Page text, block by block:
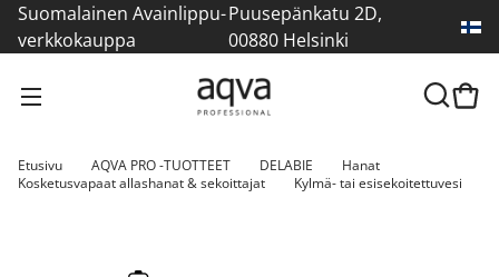
Suomalainen Avainlippu-
verkkokauppa
Puusepänkatu 2D,
00880 Helsinki
Etusivu AQVA PRO -TUOTTEET DELABIE
Hanat
Kosketusvapaat allashanat & sekoittajat
Kylmä- tai esisekoitettuvesi